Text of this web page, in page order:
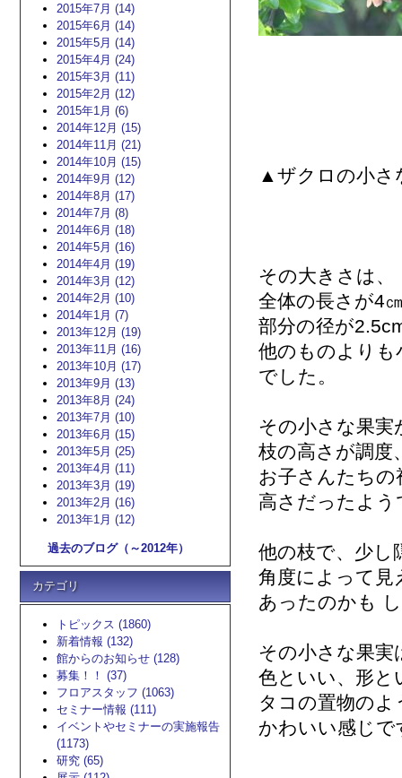
2015年7月 (14)
2015年6月 (14)
2015年5月 (14)
2015年4月 (24)
2015年3月 (11)
2015年2月 (12)
2015年1月 (6)
2014年12月 (15)
2014年11月 (21)
2014年10月 (15)
2014年9月 (12)
2014年8月 (17)
2014年7月 (8)
2014年6月 (18)
2014年5月 (16)
2014年4月 (19)
2014年3月 (12)
2014年2月 (10)
2014年1月 (7)
2013年12月 (19)
2013年11月 (16)
2013年10月 (17)
2013年9月 (13)
2013年8月 (24)
2013年7月 (10)
2013年6月 (15)
2013年5月 (25)
2013年4月 (11)
2013年3月 (19)
2013年2月 (16)
2013年1月 (12)
過去のブログ（～2012年）
カテゴリ
トピックス (1860)
新着情報 (132)
館からのお知らせ (128)
募集！！ (37)
フロアスタッフ (1063)
セミナー情報 (111)
イベントやセミナーの実施報告
(1173)
研究 (65)
▲ザクロの小さ
その大きさは、
全体の長さが4
部分の径が
他のものよりも
でした。
その小さな果実
枝の高さが調度
お子さんたちの
高さだったよう
他の枝で、少し
角度によって見
あったのかも
その小さな果実
色といい、形と
タコの置物のよ
かわいい感じで